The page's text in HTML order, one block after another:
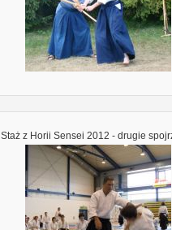
Staż z Horii Sensei 2012 - drugie